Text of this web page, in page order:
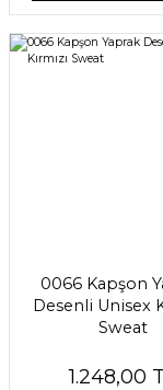
0066 Kapşon
Desenli Unisex
Sweat
1.248,00